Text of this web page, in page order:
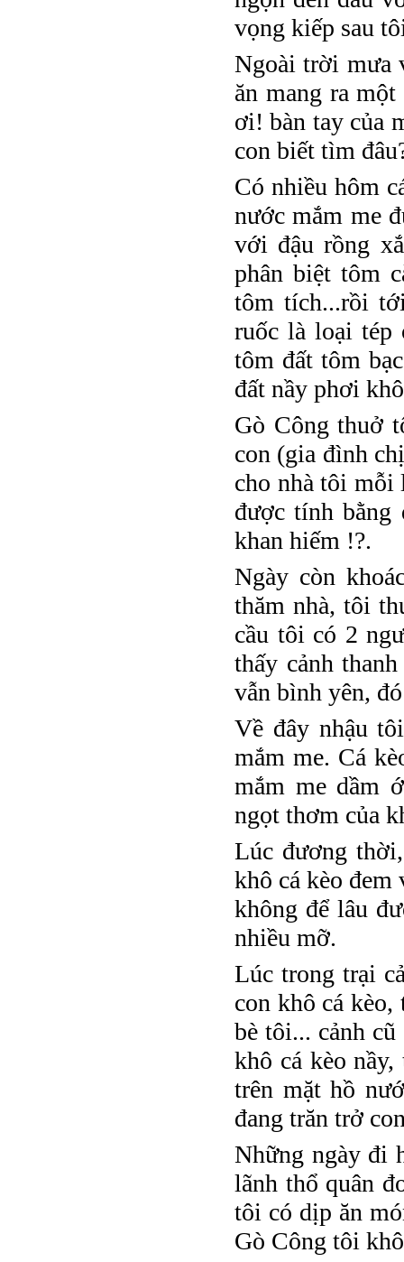
vọng kiếp sau
Ngoài trời mưa
ăn mang ra
ơi! bàn tay của
con biết tìm
Có nhiều hôm
nước mắm me
với đậu rồng
phân biệt tôm
tôm tích...rồi
ruốc là loại tép
tôm đất tôm
đất nầy phơi
Gò Công thuở
con (gia đình
cho nhà tôi mỗi
được tính bằng
khan hiếm !?.
Ngày còn
thăm nhà, tôi
cầu tôi có 2
thấy cảnh
vẫn bình yên,
Về đây nhậu
mắm me. Cá
mắm me dầm
ngọt thơm của
Lúc đương
khô cá kèo
không để lâu
nhiều mỡ.
Lúc trong trại
con khô cá
bè tôi... cảnh
khô cá kèo
trên mặt hồ
đang trăn trở
Những ngày đi
lãnh thổ quân
tôi có dịp ăn
Gò Công tôi